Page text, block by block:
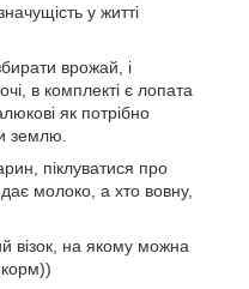
у житті
врожай, і
в комплекті є лопата
як потрібно
землю.
піклуватися про
молоко, а хто вовну,
візок, на якому можна
корм))